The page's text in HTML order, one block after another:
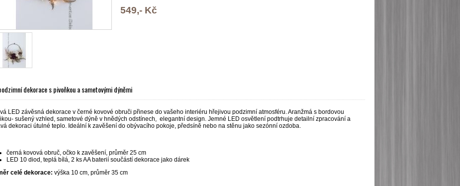
549,- Kč
dekorace s pivoňkou a sametovými dýněmi
LED závěsná dekorace v černé kovové obruči přinese do vašeho interiéru hřejivou podzimní atmosféru. Aranžmá s bordovou
sušený vzhled, sametové dýně v hnědých odstínech, elegantní design. Jemné LED osvětlení podtrhuje detailní zpracování a
dekoraci útulné teplo. Ideální k zavěšení do obývacího pokoje, předsíně nebo na stěnu jako sezónní ozdoba.
černá kovová obruč, očko k zavěšení, průměr 25 cm
LED 10 diod, teplá bílá, 2 ks AA baterií součástí dekorace jako dárek
celé dekorace: výška 10 cm, průměr 35 cm